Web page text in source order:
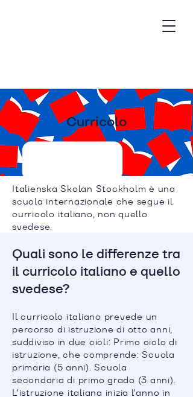
Curricolo
Italienska Skolan Stockholm è una
scuola internazionale che segue il
curricolo italiano, non quello
svedese.
Quali sono le differenze tra
il curricolo italiano e quello
svedese?
Il curricolo italiano prevede un
percorso di istruzione di otto anni,
suddiviso in due cicli: Primo ciclo di
istruzione, che comprende: Scuola
primaria (5 anni). Scuola
secondaria di primo grado (3 anni).
L'istruzione italiana inizia l'anno in